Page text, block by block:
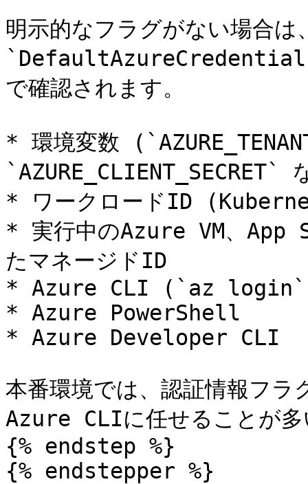
明示的なフラグがない場合
`DefaultAzureCredential`
で確認されます。
* 環境変数
`AZURE_CLIENT_SECRET`
* ワークロードID
* 実行中のAzure VM、App
たマネージドID
* Azure CLI (`az
* Azure PowerShell
* Azure Developer CLI
本番環境では、認証情報フ
Azure CLIに任せることが多
{% endstep %}
{% endstepper %}